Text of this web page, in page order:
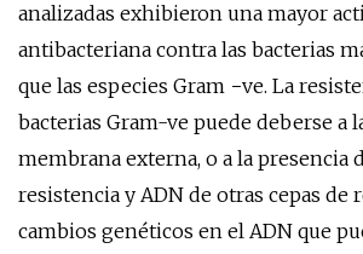
analizadas exhibieron una mayor
antibacteriana contra las bacterias
que las especies Gram −ve. La
bacterias Gram-ve puede deberse a
membrana externa, o a la presencia
resistencia y ADN de otras cepas de
cambios genéticos en el ADN que